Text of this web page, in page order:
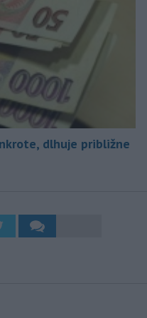
dlhuje približne